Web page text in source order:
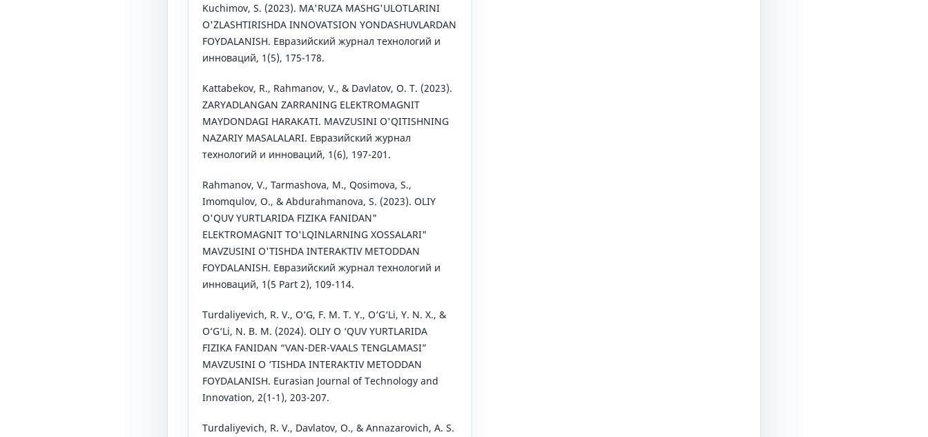
Kuchimov, S. (2023). MA'RUZA MASHG'ULOTLARINI
O'ZLASHTIRISHDA INNOVATSION YONDASHUVLARDAN
FOYDALANISH. Евразийский журнал технологий и
инноваций, 1(5), 175-178.
Kattabekov, R., Rahmanov, V., & Davlatov, O. T. (2023).
ZARYADLANGAN ZARRANING ELEKTROMAGNIT
MAYDONDAGI HARAKATI. MAVZUSINI O'QITISHNING
NAZARIY MASALALARI. Евразийский журнал
технологий и инноваций, 1(6), 197-201.
Rahmanov, V., Tarmashova, M., Qosimova, S.,
Imomqulov, O., & Abdurahmanova, S. (2023). OLIY
O'QUV YURTLARIDA FIZIKA FANIDAN"
ELEKTROMAGNIT TO'LQINLARNING XOSSALARI"
MAVZUSINI O'TISHDA INTERAKTIV METODDAN
FOYDALANISH. Евразийский журнал технологий и
инноваций, 1(5 Part 2), 109-114.
Turdaliyevich, R. V., O‘G, F. M. T. Y., O‘G‘Li, Y. N. X., &
O‘G‘Li, N. B. M. (2024). OLIY O ‘QUV YURTLARIDA
FIZIKA FANIDAN “VAN-DER-VAALS TENGLAMASI”
MAVZUSINI O ‘TISHDA INTERAKTIV METODDAN
FOYDALANISH. Eurasian Journal of Technology and
Innovation, 2(1-1), 203-207.
Turdaliyevich, R. V., Davlatov, O., & Annazarovich, A. S.